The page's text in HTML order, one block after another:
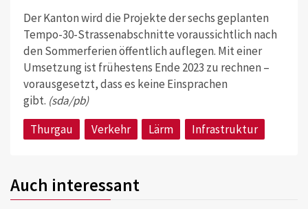
Der Kanton wird die Projekte der sechs geplanten
Tempo-30-Strassenabschnitte voraussichtlich nach
den Sommerferien öffentlich auflegen. Mit einer
Umsetzung ist frühestens Ende 2023 zu rechnen –
vorausgesetzt, dass es keine Einsprachen
gibt. (sda/pb)
Thurgau
Verkehr Lärm Infrastruktur
Auch interessant